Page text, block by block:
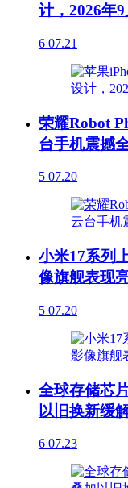
计，2026年
6 07.21
荣耀Robot
台手机震撼
5 07.20
小米17系列
像旗舰表现
5 07.20
全球存储芯
以旧换新缓
6 07.23